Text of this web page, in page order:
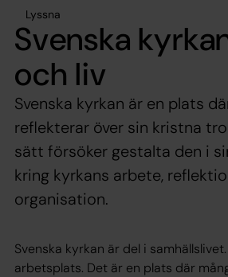
Lyssna
Svenska
och liv
Svenska kyrkan är en plats
reflekterar över sin kristna
sätt försöker gestalta den i
kring kyrkans arbete,
organisation.
Svenska kyrkan är del i
arbetsplats. Det är en plats där